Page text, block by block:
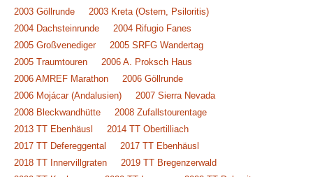
2003 Göllrunde
2003 Kreta (Ostern, Psiloritis)
2004 Dachsteinrunde
2004 Rifugio Fanes
2005 Großvenediger
2005 SRFG Wandertag
2005 Traumtouren
2006 A. Proksch Haus
2006 AMREF Marathon
2006 Göllrunde
2006 Mojácar (Andalusien)
2007 Sierra Nevada
2008 Bleckwandhütte
2008 Zufallstourentage
2013 TT Ebenhäusl
2014 TT Obertilliach
2017 TT Defereggental
2017 TT Ebenhäusl
2018 TT Innervillgraten
2019 TT Bregenzerwald